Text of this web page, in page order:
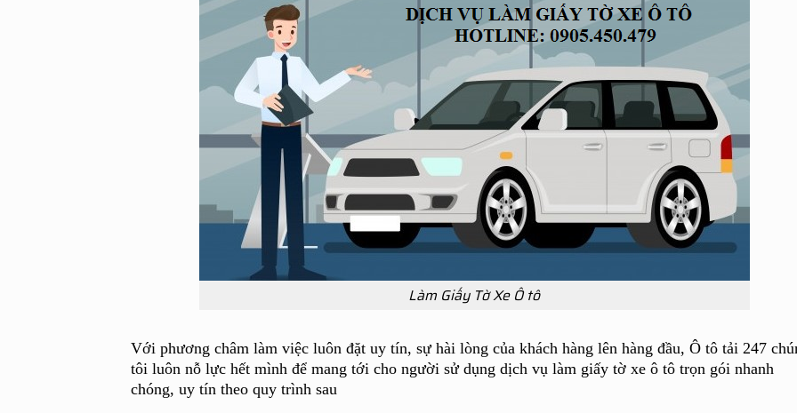
Làm Giấy Tờ Xe Ô tô
Với phương châm làm việc luôn đặt uy tín, sự hài lòng của khách hàng lên hàng đầu, Ô tô tải 247
tôi luôn nỗ lực hết mình để mang tới cho người sử dụng dịch vụ làm giấy tờ xe ô tô trọn gói nhanh
chóng, uy tín theo quy trình sau